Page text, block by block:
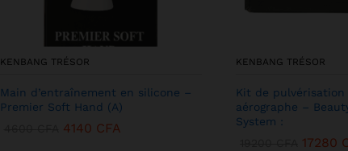
KENBANG TRÉSOR
Main d’entraînement en silicone –
Premier Soft Hand (A)
4140 CFA
KENBANG TRÉSOR
Kit de pulvérisation
aérographe –
System :
17280